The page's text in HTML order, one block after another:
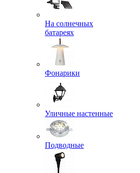
На солнечных
батареях
Фонарики
Уличные настенные
Подводные